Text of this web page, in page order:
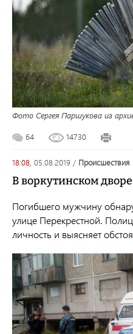
Фото Сергея Паршукова из
64 14730
18:08, 05.08.2019 / происшествия
В воркутинском
Погибшего мужчину
улице Перекрестной.
личность и выясняет